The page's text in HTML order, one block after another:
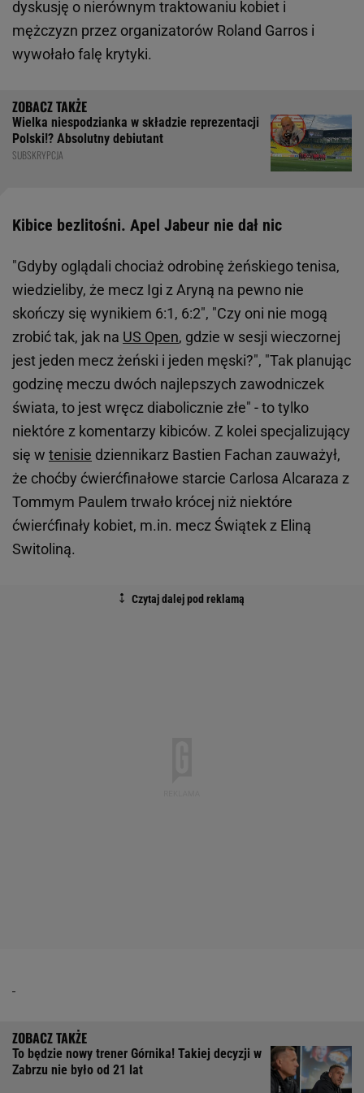
dyskusję o nierównym traktowaniu kobiet i
mężczyzn przez organizatorów Roland Garros i
wywołało falę krytyki.
Wielka niespodzianka w składzie reprezentacji
Polski!? Absolutny debiutant
SUBSKRYPCJA
Kibice bezlitośni. Apel Jabeur nie dał nic
"Gdyby oglądali chociaż odrobinę żeńskiego tenisa,
wiedzieliby, że mecz Igi z Aryną na pewno nie
skończy się wynikiem 6:1, 6:2", "Czy oni nie mogą
zrobić tak, jak na US Open, gdzie w sesji wieczornej
jest jeden mecz żeński i jeden męski?", "Tak planując
godzinę meczu dwóch najlepszych zawodniczek
świata, to jest wręcz diabolicznie złe" - to tylko
niektóre z komentarzy kibiców. Z kolei specjalizujący
się w tenisie dziennikarz Bastien Fachan zauważył,
że choćby ćwierćfinałowe starcie Carlosa Alcaraza z
Tommym Paulem trwało krócej niż niektóre
ćwierćfinały kobiet, m.in. mecz Świątek z Eliną
Switoliną.
To będzie nowy trener Górnika! Takiej decyzji w
Zabrzu nie było od 21 lat